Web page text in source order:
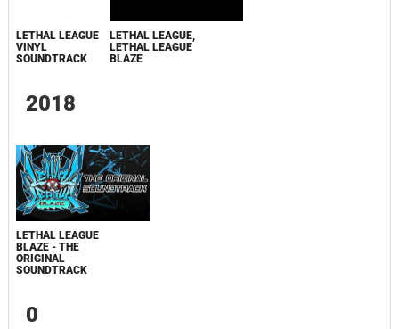
LETHAL LEAGUE
VINYL
SOUNDTRACK
LETHAL LEAGUE,
LETHAL LEAGUE
BLAZE
2018
LETHAL LEAGUE
BLAZE - THE
ORIGINAL
SOUNDTRACK
0